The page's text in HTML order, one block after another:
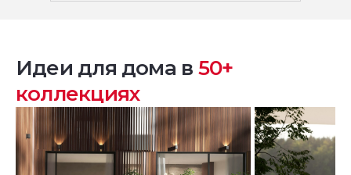
Идеи для дома в 50+
коллекциях